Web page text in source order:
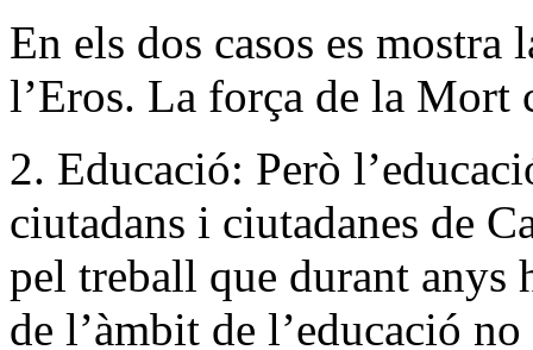
En els dos casos es
l’Eros. La força de la Mort
2. Educació: Però
ciutadans i ciutadanes de
pel treball que durant anys
de l’àmbit de l’educació